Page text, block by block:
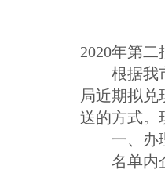
2020年第
根据我市
局近期拟
送的方式。
一、办
名单内企